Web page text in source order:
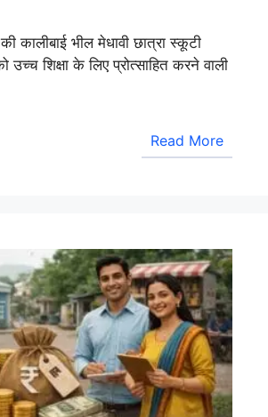
कालीबाई भील मेधावी छात्रा स्कूटी
उच्च शिक्षा के लिए प्रोत्साहित करने वाली
Read More